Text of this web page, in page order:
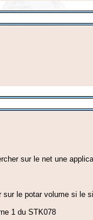
sur le net une
le potar volume si le
1 du STK078